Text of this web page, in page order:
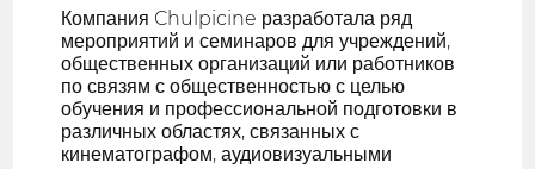
Компания Chulpicine разработала ряд
мероприятий и семинаров для учреждений,
общественных организаций или работников
по связям с общественностью с целью
обучения и профессиональной подготовки в
различных областях, связанных с
кинематографом, аудиовизуальными